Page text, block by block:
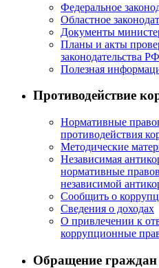
Федеральное
Областное
Документы
Планы и акты
законодательства РФ
Полезная
Противодействие
Нормативные
противодействия
Методические
Независимая
нормативные
независимой
Сообщить о
Сведения о доходах
О привлечении к
коррупционные
Обращение